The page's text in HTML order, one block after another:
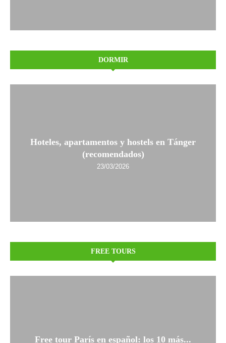
DORMIR
Hoteles, apartamentos y hostels en Tánger
(recomendados)
23/03/2026
FREE TOURS
Free tour París en español: los 10 más...